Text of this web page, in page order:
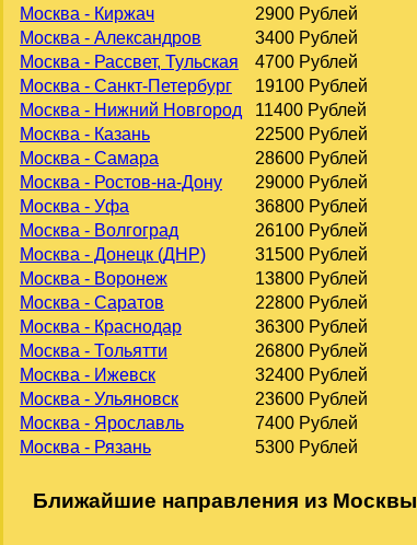
Москва - Киржач
2900 Рублей
Москва - Александров
3400 Рублей
Москва - Рассвет, Тульская
4700 Рублей
Москва - Санкт-Петербург
19100 Рублей
Москва - Нижний Новгород
11400 Рублей
Москва - Казань
22500 Рублей
Москва - Самара
28600 Рублей
Москва - Ростов-на-Дону
29000 Рублей
Москва - Уфа
36800 Рублей
Москва - Волгоград
26100 Рублей
Москва - Донецк (ДНР)
31500 Рублей
Москва - Воронеж
13800 Рублей
Москва - Саратов
22800 Рублей
Москва - Краснодар
36300 Рублей
Москва - Тольятти
26800 Рублей
Москва - Ижевск
32400 Рублей
Москва - Ульяновск
23600 Рублей
Москва - Ярославль
7400 Рублей
Москва - Рязань
5300 Рублей
Ближайшие направления из Москвы